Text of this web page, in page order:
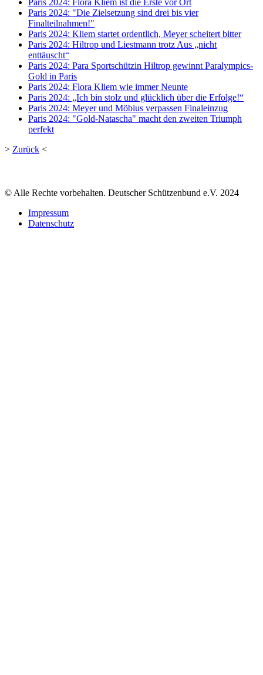
Paris 2024: Flora Kliem ist die Erste vor Ort
Paris 2024: "Die Zielsetzung sind drei bis vier
Finalteilnahmen!"
Paris 2024: Kliem startet ordentlich, Meyer scheitert bitter
Paris 2024: Hiltrop und Liestmann trotz Aus „nicht
enttäuscht“
Paris 2024: Para Sportschützin Hiltrop gewinnt Paralympics-
Gold in Paris
Paris 2024: Flora Kliem wie immer Neunte
Paris 2024: „Ich bin stolz und glücklich über die Erfolge!“
Paris 2024: Meyer und Möbius verpassen Finaleinzug
Paris 2024: "Gold-Natascha" macht den zweiten Triumph
perfekt
> Zurück <
© Alle Rechte vorbehalten. Deutscher Schützenbund e.V. 2024
Impressum
Datenschutz